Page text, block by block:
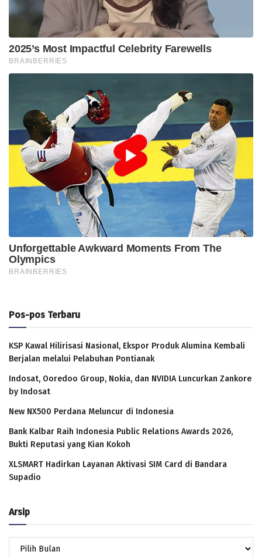
Pos-pos Terbaru
KSP Kawal Hilirisasi Nasional, Ekspor Produk Alumina Kembali
Berjalan melalui Pelabuhan Pontianak
Indosat, Ooredoo Group, Nokia, dan NVIDIA Luncurkan Zankore
by Indosat
New NX500 Perdana Meluncur di Indonesia
Bank Kalbar Raih Indonesia Public Relations Awards 2026,
Bukti Reputasi yang Kian Kokoh
XLSMART Hadirkan Layanan Aktivasi SIM Card di Bandara
Supadio
Arsip